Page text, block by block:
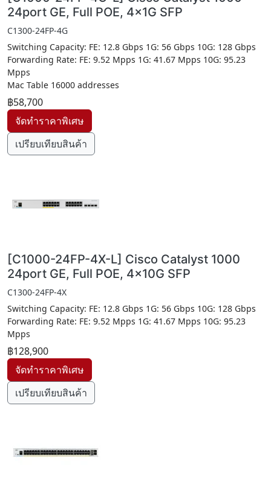
24port GE, Full POE, 4x1G SFP
C1300-24FP-4G
Switching Capacity: FE: 12.8 Gbps 1G: 56 Gbps 10G: 128 Gbps
Forwarding Rate: FE: 9.52 Mpps 1G: 41.67 Mpps 10G: 95.23
Mpps
Mac Table 16000 addresses
฿58,700
เปรียบเทียบสินค้า
[C1000-24FP-4X-L] Cisco Catalyst 1000
24port GE, Full POE, 4x10G SFP
C1300-24FP-4X
Switching Capacity: FE: 12.8 Gbps 1G: 56 Gbps 10G: 128 Gbps
Forwarding Rate: FE: 9.52 Mpps 1G: 41.67 Mpps 10G: 95.23
Mpps
฿128,900
เปรียบเทียบสินค้า